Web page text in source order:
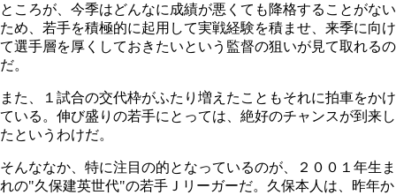
ところが、今季はどんなに成績が悪くても降格することがない
ため、若手を積極的に起用して実戦経験を積ませ、来季に向け
て選手層を厚くしておきたいという監督の狙いが見て取れるの
だ。
また、１試合の交代枠がふたり増えたこともそれに拍車をかけ
ている。伸び盛りの若手にとっては、絶好のチャンスが到来し
たというわけだ。
そんななか、特に注目の的となっているのが、２００１年生ま
れの"久保建英世代"の若手Ｊリーガーだ。久保本人は、昨年か